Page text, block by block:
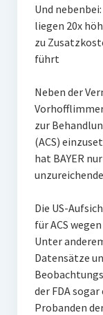
Und
liegen 20x
zu
führt
Neben der
zur
(ACS)
hat BAYER
Die US-
für ACS
Unter
Datensätze
der FDA
Probanden